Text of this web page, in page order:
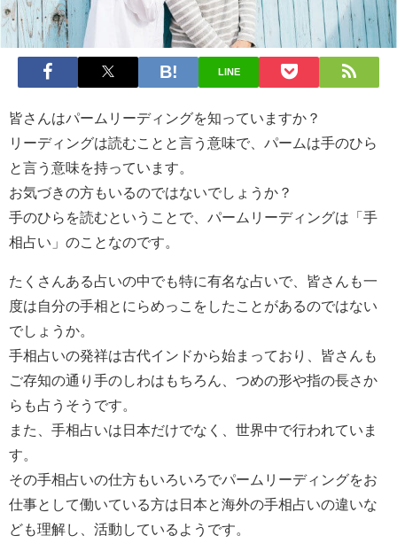
LINE
皆さんはパームリーディングを知っていますか？
リーディングは読むことと言う意味で、パームは手のひら
と言う意味を持っています。
お気づきの方もいるのではないでしょうか？
手のひらを読むということで、パームリーディングは「手
相占い」のことなのです。
たくさんある占いの中でも特に有名な占いで、皆さんも一
度は自分の手相とにらめっこをしたことがあるのではない
でしょうか。
手相占いの発祥は古代インドから始まっており、皆さんも
ご存知の通り手のしわはもちろん、つめの形や指の長さか
らも占うそうです。
また、手相占いは日本だけでなく、世界中で行われていま
す。
その手相占いの仕方もいろいろでパームリーディングをお
仕事として働いている方は日本と海外の手相占いの違いな
ども理解し、活動しているようです。